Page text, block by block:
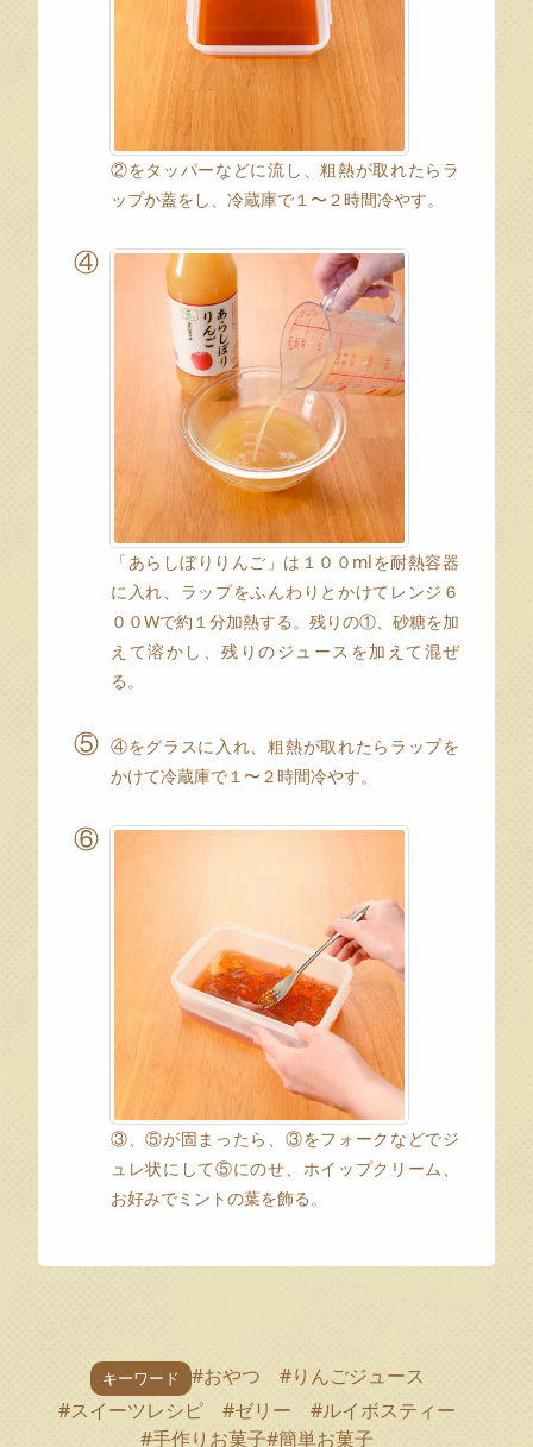
②をタッパーなどに流し、粗熱が取れたらラ
ップか蓋をし、冷蔵庫で１〜２時間冷やす。
④
「あらしぼりりんご」は１００mlを耐熱容器
に入れ、ラップをふんわりとかけてレンジ６
００Wで約１分加熱する。残りの①、砂糖を加
えて溶かし、残りのジュースを加えて混ぜ
る。
⑤ ④をグラスに入れ、粗熱が取れたらラップを
かけて冷蔵庫で１〜２時間冷やす。
⑥
③、⑤が固まったら、③をフォークなどでジ
ュレ状にして⑤にのせ、ホイップクリーム、
お好みでミントの葉を飾る。
キーワード #おやつ #りんごジュース
#スイーツレシピ #ゼリー #ルイボスティー
#手作りお菓子#簡単お菓子